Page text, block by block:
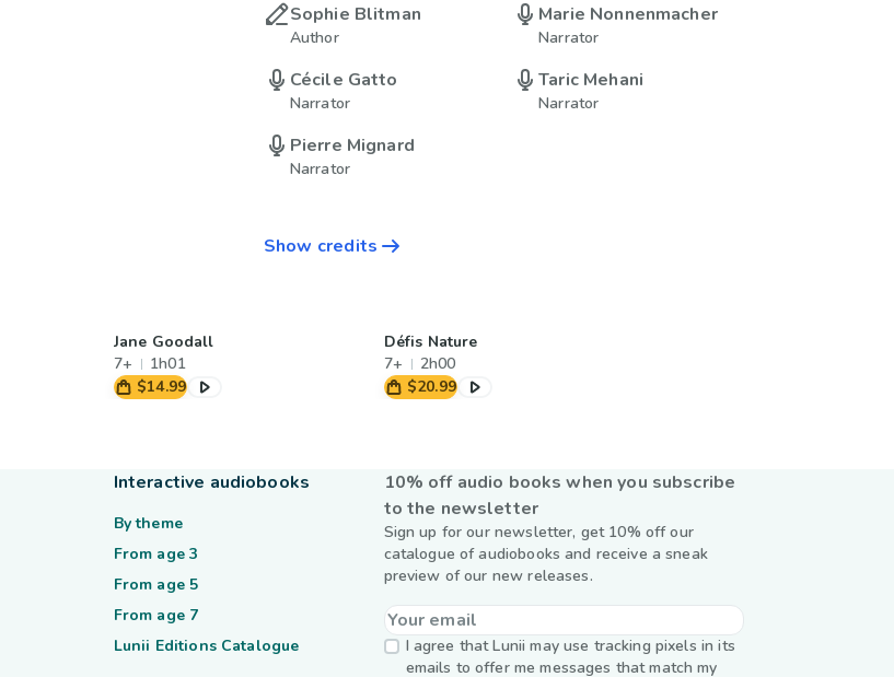
Sophie Blitman
Author
Marie Nonnenmacher
Narrator
Cécile Gatto
Narrator
Taric Mehani
Narrator
Pierre Mignard
Narrator
Show credits
Jane Goodall
7+
1h01
$14.99
Défis Nature
7+
2h00
$20.99
10% off audio books when you subscribe
to the newsletter
Sign up for our newsletter, get 10% off our
catalogue of audiobooks and receive a sneak
preview of our new releases.
I agree that Lunii may use tracking pixels in its
emails to offer me messages that match my
Interactive audiobooks
By theme
From age 3
From age 5
From age 7
Lunii Editions Catalogue